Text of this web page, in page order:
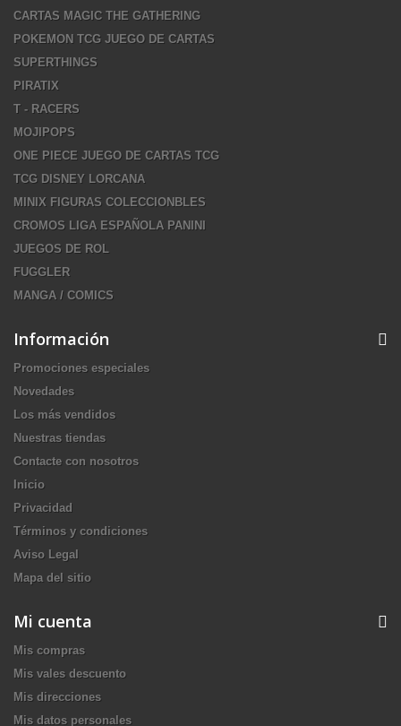
CARTAS MAGIC THE GATHERING
POKEMON TCG JUEGO DE CARTAS
SUPERTHINGS
PIRATIX
T - RACERS
MOJIPOPS
ONE PIECE JUEGO DE CARTAS TCG
TCG DISNEY LORCANA
MINIX FIGURAS COLECCIONBLES
CROMOS LIGA ESPAÑOLA PANINI
JUEGOS DE ROL
FUGGLER
MANGA / COMICS
Información
Promociones especiales
Novedades
Los más vendidos
Nuestras tiendas
Contacte con nosotros
Inicio
Privacidad
Términos y condiciones
Aviso Legal
Mapa del sitio
Mi cuenta
Mis compras
Mis vales descuento
Mis direcciones
Mis datos personales